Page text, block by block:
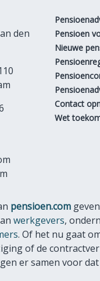
den
Pensioen
Nieuwe
Contact
Wet
pensioen.com
werkgevers,
. Of het nu gaat
of de
er samen voor